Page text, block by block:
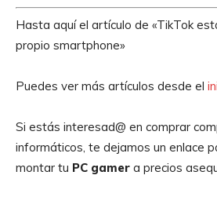
Hasta aquí el artículo de «TikTok
propio smartphone»
Puedes ver más artículos desde el
Si estás interesad@ en comprar
informáticos, te dejamos un enlace
montar tu PC gamer a precios